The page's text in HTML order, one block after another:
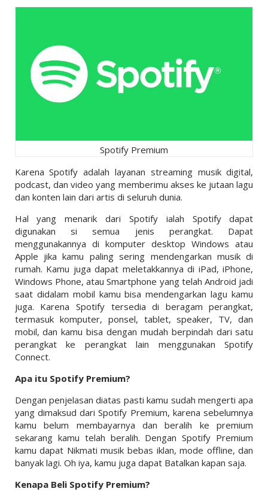
Spotify Premium
Karena Spotify adalah layanan streaming musik digital,
podcast, dan video yang memberimu akses ke jutaan lagu
dan konten lain dari artis di seluruh dunia.
Hal yang menarik dari Spotify ialah Spotify dapat
digunakan si semua jenis perangkat. Dapat
menggunakannya di komputer desktop Windows atau
Apple jika kamu paling sering mendengarkan musik di
rumah. Kamu juga dapat meletakkannya di iPad, iPhone,
Windows Phone, atau Smartphone yang telah Android jadi
saat didalam mobil kamu bisa mendengarkan lagu kamu
juga. Karena Spotify tersedia di beragam perangkat,
termasuk komputer, ponsel, tablet, speaker, TV, dan
mobil, dan kamu bisa dengan mudah berpindah dari satu
perangkat ke perangkat lain menggunakan Spotify
Connect.
Apa itu Spotify Premium?
Dengan penjelasan diatas pasti kamu sudah mengerti apa
yang dimaksud dari Spotify Premium, karena sebelumnya
kamu belum membayarnya dan beralih ke premium
sekarang kamu telah beralih. Dengan Spotify Premium
kamu dapat Nikmati musik bebas iklan, mode offline, dan
banyak lagi. Oh iya, kamu juga dapat Batalkan kapan saja.
Kenapa Beli Spotify Premium?